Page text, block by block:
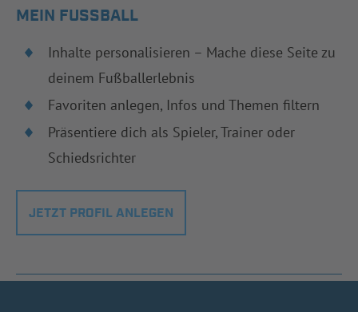
MEIN FUSSBALL
Inhalte personalisieren – Mache diese Seite zu
deinem Fußballerlebnis
Favoriten anlegen, Infos und Themen filtern
Präsentiere dich als Spieler, Trainer oder
Schiedsrichter
JETZT PROFIL ANLEGEN